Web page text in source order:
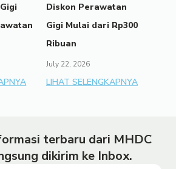
Diskon Perawatan
Gigi Mulai dari Rp300
Ribuan
July 22, 2026
LIHAT SELENGKAPNYA
terbaru dari MHDC
dikirim ke Inbox.